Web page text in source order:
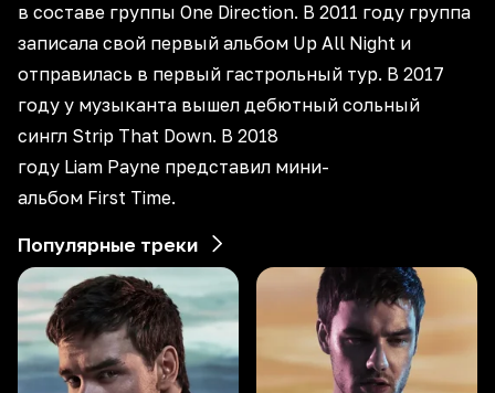
в составе группы One Direction. В 2011 году группа
записала свой первый альбом Up All Night и
отправилась в первый гастрольный тур. В 2017
году у музыканта вышел дебютный сольный
сингл Strip That Down. В 2018
году Liam Payne представил мини-
альбом First Time.
Популярные треки